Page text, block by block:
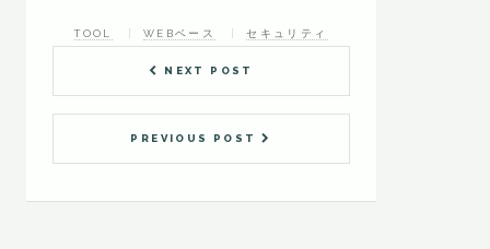
NEXT POST
PREVIOUS POST
TOOL WEBベース セキュリティ